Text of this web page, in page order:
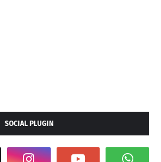
SOCIAL PLUGIN